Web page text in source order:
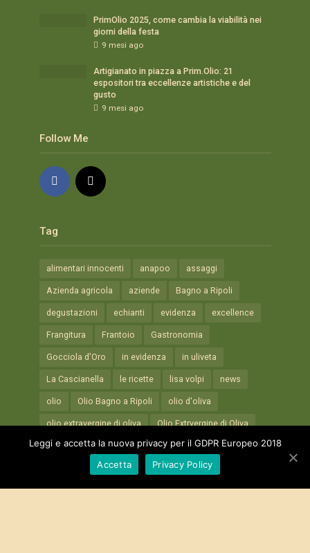
PrimOlio 2025, come cambia la viabilità nei
giorni della festa
9 mesi ago
Artigianato in piazza a Prim.Olio: 21
espositori tra eccellenze artistiche e del
gusto
9 mesi ago
Follow Me
Tag
alimentari innocenti anapoo assaggi
Azienda agricola aziende Bagno a Ripoli
degustazioni echianti evidenza excellence
Frangitura Frantoio Gastronomia
Gocciola d'Oro in evidenza in uliveta
La Cascianella le ricette lisa volpi news
olio Olio Bagno a Ripoli olio d'oliva
olio extravergine di oliva Olio Extrvergine di Oliva
Olio Notizie olive oliveta olivi prim.olio
Prim.Olio 2018 Primolio primolio 2019
primolio 2024 primolio 2025
Leggi e accetta la nuova privacy per il GDPR Europeo 2018
Accetta
Privacy Policy